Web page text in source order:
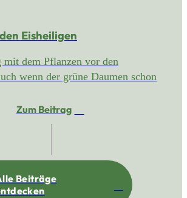
Eisheiligen
mit dem Pflanzen vor den
wenn der grüne Daumen schon
Zum Beitrag
Beiträge